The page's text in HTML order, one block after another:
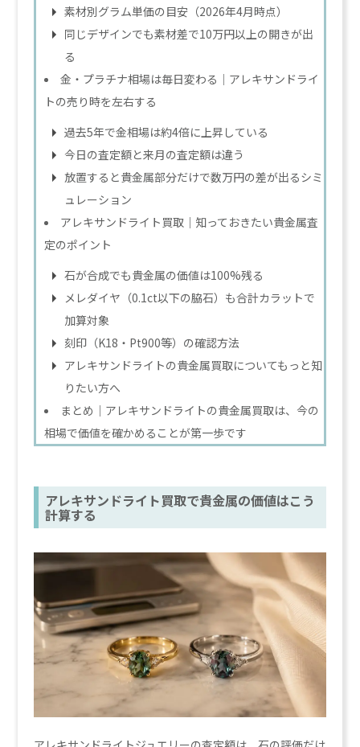
素材別グラム単価の目安（2026年4月時点）
同じデザインでも素材差で10万円以上の開きが出
る
金・プラチナ相場は毎日変わる｜アレキサンドライ
トの売り時を左右する
過去5年で金相場は約4倍に上昇している
今日の査定額と来月の査定額は違う
放置すると貴金属部分だけで数万円の差が出るシミ
ュレーション
アレキサンドライト買取｜知っておきたい貴金属査
定のポイント
石が合成でも貴金属の価値は100%残る
メレダイヤ（0.1ct以下の脇石）も合計カラットで
加算対象
刻印（K18・Pt900等）の確認方法
アレキサンドライトの貴金属買取についてもっと知
りたい方へ
まとめ｜アレキサンドライトの貴金属買取は、今の
相場で価値を確かめることが第一歩です
アレキサンドライト買取で貴金属の価値はこう
計算する